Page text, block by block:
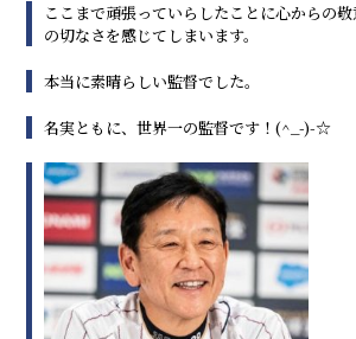
ここまで頑張っていらしたことに心からの
の切なさを感じてしまいます。
本当に素晴らしい監督でした。
名実ともに、世界一の監督です！(^_-)-☆